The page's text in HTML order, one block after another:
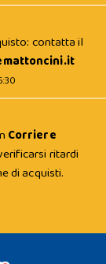
contatta il
Corriere
ritardi
di acquisti.